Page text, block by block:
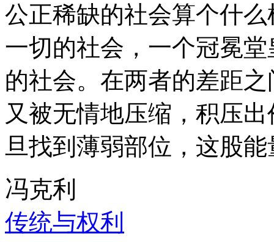
公正稀缺的社会算个什
一切的社会，一个冠冕
的社会。在两者的差距
又被无情地压缩，积压
旦找到薄弱部位，这股
冯克利
传统与权利